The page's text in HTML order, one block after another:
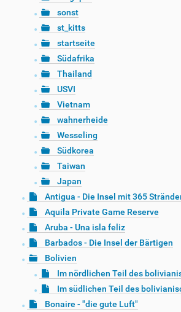
sonst
st_kitts
startseite
Südafrika
Thailand
USVI
Vietnam
wahnerheide
Wesseling
Südkorea
Taiwan
Japan
Antigua - Die Insel mit 365
Aquila Private Game Reserve
Aruba - Una isla feliz
Barbados - Die Insel der Bärtigen
Bolivien
Im nördlichen Teil des
Im südlichen Teil des
Bonaire - "die gute Luft"